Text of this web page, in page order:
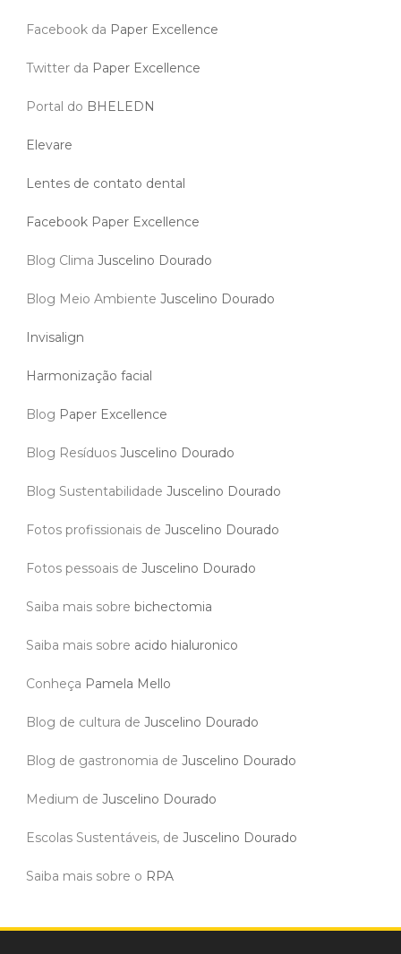
Facebook da Paper Excellence
Twitter da Paper Excellence
Portal do BHELEDN
Elevare
Lentes de contato dental
Facebook Paper Excellence
Blog Clima Juscelino Dourado
Blog Meio Ambiente Juscelino Dourado
Invisalign
Harmonização facial
Blog Paper Excellence
Blog Resíduos Juscelino Dourado
Blog Sustentabilidade Juscelino Dourado
Fotos profissionais de Juscelino Dourado
Fotos pessoais de Juscelino Dourado
Saiba mais sobre bichectomia
Saiba mais sobre acido hialuronico
Conheça Pamela Mello
Blog de cultura de Juscelino Dourado
Blog de gastronomia de Juscelino Dourado
Medium de Juscelino Dourado
Escolas Sustentáveis, de Juscelino Dourado
Saiba mais sobre o RPA